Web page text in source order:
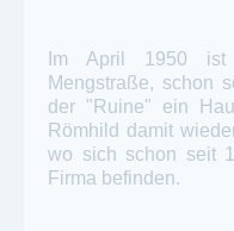
Im April 1950
Mengstraße, schon
der "Ruine" ein
Römhild damit
wo sich schon seit
Firma befinden.